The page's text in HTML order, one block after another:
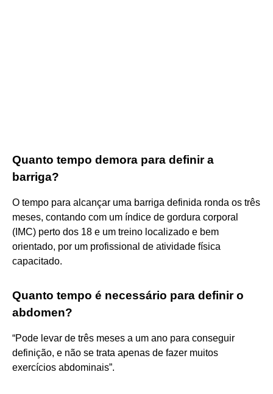
Quanto tempo demora para definir a
barriga?
O tempo para alcançar uma barriga definida ronda os três
meses, contando com um índice de gordura corporal
(IMC) perto dos 18 e um treino localizado e bem
orientado, por um profissional de atividade física
capacitado.
Quanto tempo é necessário para definir o
abdomen?
“Pode levar de três meses a um ano para conseguir
definição, e não se trata apenas de fazer muitos
exercícios abdominais”.